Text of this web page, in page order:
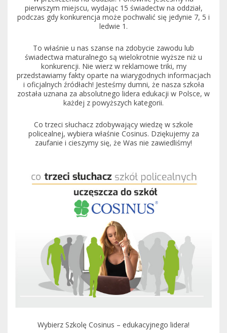
pierwszym miejscu, wydając 15 świadectw na oddział,
podczas gdy konkurencja może pochwalić się jedynie 7, 5 i
ledwie 1.
To właśnie u nas szanse na zdobycie zawodu lub
świadectwa maturalnego są wielokrotnie wyższe niż u
konkurencji. Nie wierz w reklamowe triki, my
przedstawiamy fakty oparte na wiarygodnych informacjach
i oficjalnych źródłach! Jesteśmy dumni, że nasza szkoła
została uznana za absolutnego lidera edukacji w Polsce, w
każdej z powyższych kategorii.
Co trzeci słuchacz zdobywający wiedzę w szkole
policealnej, wybiera właśnie Cosinus. Dziękujemy za
zaufanie i cieszymy się, że Was nie zawiedliśmy!
Wybierz Szkolę Cosinus – edukacyjnego lidera!